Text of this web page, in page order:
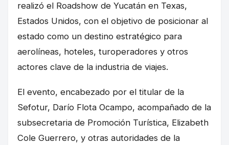
realizó el Roadshow de Yucatán en Texas,
Estados Unidos, con el objetivo de posicionar al
estado como un destino estratégico para
aerolíneas, hoteles, turoperadores y otros
actores clave de la industria de viajes.
El evento, encabezado por el titular de la
Sefotur, Darío Flota Ocampo, acompañado de la
subsecretaria de Promoción Turística, Elizabeth
Cole Guerrero, y otras autoridades de la